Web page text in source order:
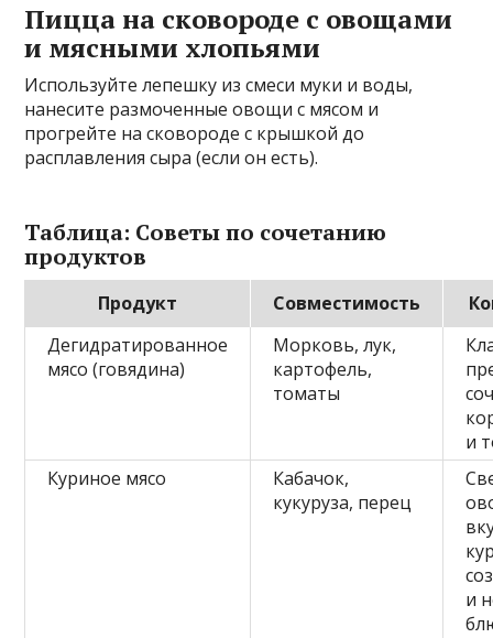
Пицца на сковороде с овощами
и мясными хлопьями
Используйте лепешку из смеси муки и воды,
нанесите размоченные овощи с мясом и
прогрейте на сковороде с крышкой до
расплавления сыра (если он есть).
Таблица: Советы по сочетанию
продуктов
Продукт Совместимость
Дегидратированное
мясо (говядина)
Морковь, лук,
картофель,
томаты
и
Куриное мясо
Кабачок,
кукуруза, перец
и